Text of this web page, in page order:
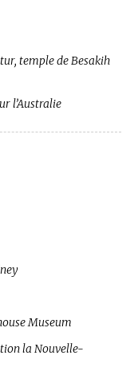
temple de Besakih
l’Australie
Museum
la Nouvelle-